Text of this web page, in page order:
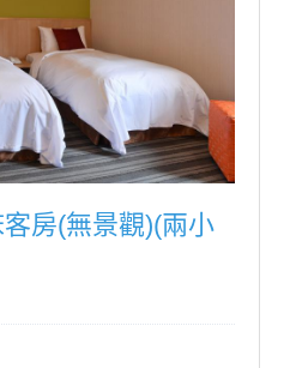
房(無景觀)(兩小